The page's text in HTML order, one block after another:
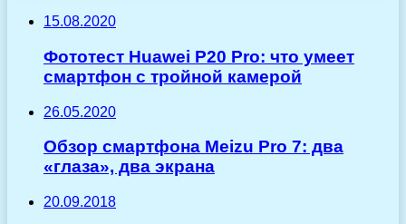
15.08.2020
Фототест Huawei P20 Pro: что умеет
смартфон с тройной камерой
26.05.2020
Обзор смартфона Meizu Pro 7: два
«глаза», два экрана
20.09.2018